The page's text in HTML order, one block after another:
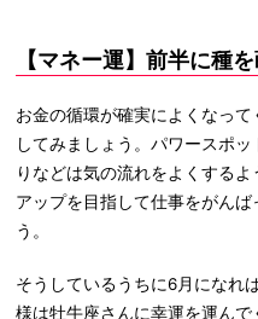
【マネー運】前半に種
お金の循環が確実によくなっ
してみましょう。パワースポ
りなどは気の流れをよくする
アップを目指して仕事をがん
う。
そうしているうちに6月になれ
様は牡牛座さんに幸運を運ん